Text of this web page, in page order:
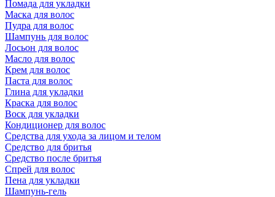
Помада для укладки
Маска для волос
Пудра для волос
Шампунь для волос
Лосьон для волос
Масло для волос
Крем для волос
Паста для волос
Глина для укладки
Краска для волос
Воск для укладки
Кондиционер для волос
Средства для ухода за лицом и телом
Средство для бритья
Средство после бритья
Спрей для волос
Пена для укладки
Шампунь-гель